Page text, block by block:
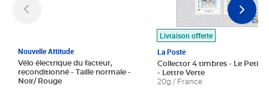
Nouvelle Attitude
Vélo électrique du facteur,
reconditionné - Taille normale -
Noir/ Rouge
Livraison offerte
La Poste
Collector 4 timbres - Le Petit
- Lettre Verte
20g / France